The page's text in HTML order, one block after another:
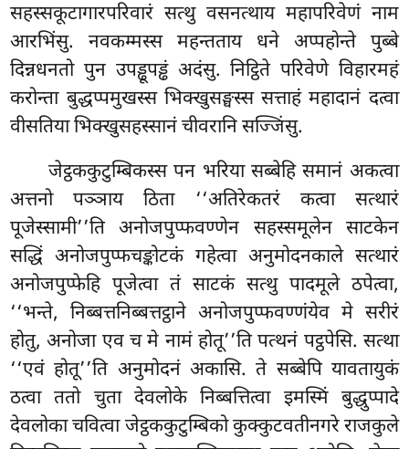
सहस्सकूटागारपरिवारंसत्थु वसनत्थाय महापरिवेणं नाम
आरभिंसु. नवकम्मस्स महन्तताय धने अप्पहोन्ते पुब्बे
दिन्नधनतो पुन उपड्ढूपड्ढं अदंसु. निट्ठिते परिवेणे विहारमहं
करोन्ता बुद्धप्पमुखस्स भिक्खुसङ्घस्स सत्ताहं महादानं दत्वा
वीसतिया भिक्खुसहस्सानं चीवरानि सज्जिंसु.
जेट्ठककुटुम्बिकस्स पन भरिया सब्बेहि समानं अकत्वा
अत्तनो पञ्ञाय ठिता ‘‘अतिरेकतरं कत्वा सत्थारं
पूजेस्सामी’’ति अनोजपुप्फवण्णेन सहस्समूलेन साटकेन
सद्धिं अनोजपुप्फचङ्कोटकं गहेत्वा अनुमोदनकाले सत्थारं
अनोजपुप्फेहि पूजेत्वा तं साटकं सत्थु पादमूले ठपेत्वा,
‘‘भन्ते, निब्बत्तनिब्बत्तट्ठाने अनोजपुप्फवण्णंयेव मे सरीरं
होतु, अनोजा एव च मे नामं होतू’’ति पत्थनं पट्ठपेसि. सत्था
‘‘एवं होतू’’ति अनुमोदनं अकासि. ते सब्बेपि यावतायुकं
ठत्वा ततो चुता देवलोके निब्बत्तित्वा इमस्मिं बुद्धुप्पादे
देवलोका चवित्वा जेट्ठककुटुम्बिको कुक्कुटवतीनगरे राजकुले